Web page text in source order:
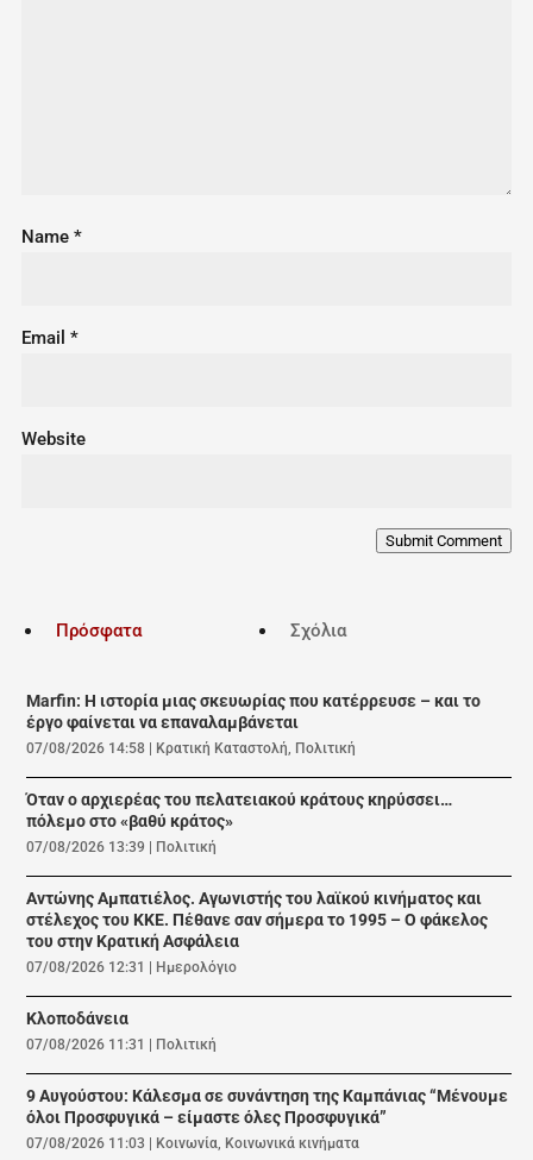
Name *
Email *
Website
Submit Comment
Πρόσφατα Σχόλια
Marfin: Η ιστορία μιας σκευωρίας που κατέρρευσε – και το
έργο φαίνεται να επαναλαμβάνεται
07/08/2026 14:58 | Κρατική Καταστολή Πολιτική
Όταν ο αρχιερέας του πελατειακού κράτους κηρύσσει…
πόλεμο στο «βαθύ κράτος»
07/08/2026 13:39 | Πολιτική
Αντώνης Αμπατιέλος. Αγωνιστής του λαϊκού κινήματος και
στέλεχος του ΚΚΕ. Πέθανε σαν σήμερα το 1995 – Ο φάκελος
του στην Κρατική Ασφάλεια
07/08/2026 12:31 | Ημερολόγιο
Κλοποδάνεια
07/08/2026 11:31 | Πολιτική
9 Αυγούστου: Κάλεσμα σε συνάντηση της Καμπάνιας “Μένουμε
όλοι Προσφυγικά – είμαστε όλες Προσφυγικά”
07/08/2026 11:03 | Κοινωνία Κοινωνικά κινήματα